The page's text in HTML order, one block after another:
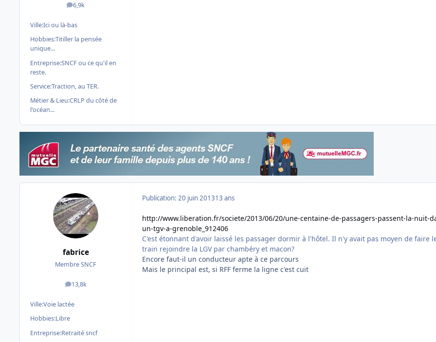
6,9k
messages
Ville:Ici ou là-bas
Hobbies:Titiller la pensée
unique...
Entreprise:SNCF ou ce qu'il en
reste.
Service:Traction, au TER.
Métier & Lieu:CRLP du côté de
l'océan...
fabrice
Membre SNCF
13,8k
messages
Ville:Voie lactée
Hobbies:Libre
Entreprise:Retraité sncf
Publication: 20 juin 201313 ans
http://www.liberation.fr/societe/2013/06/20/une-centaine-de-passagers-passent-la-nuit-
un-tgv-a-grenoble_912406
C'est étonnant d'avoir laissé les passager dormir à l'hôtel. Il n'y avait pas moyen de faire
train rejoindre la LGV par chambéry et macon?
Encore faut-il un conducteur apte à ce parcours
Mais le principal est, si RFF ferme la ligne c'est cuit